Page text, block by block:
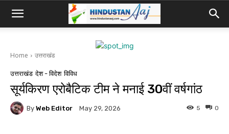
Home उत्तराखंड
उत्तराखंड देश - विदेश विविध
सूर्यकिरण एरोबैटिक टीम ने मनाई 30वीं वर्षगांठ
By Web Editor May 29, 2026 0
5